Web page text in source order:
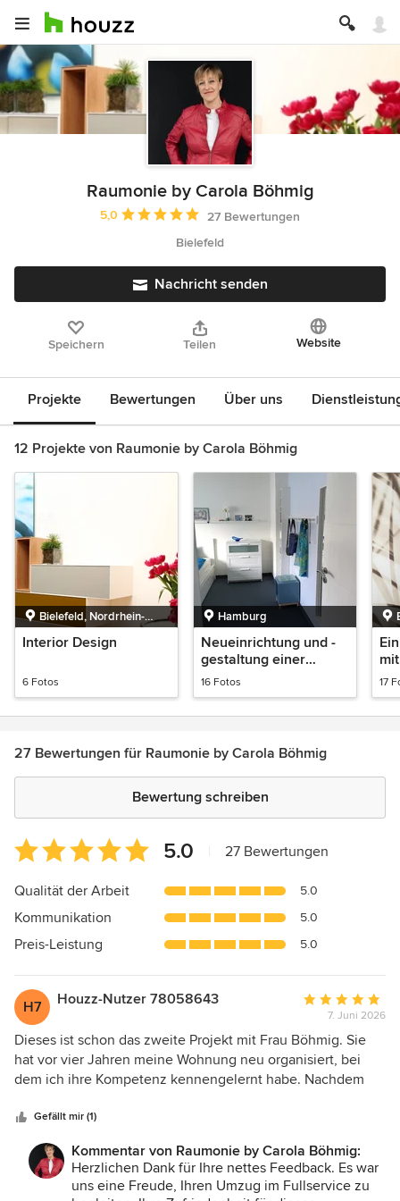
Raumonie by Carola Böhmig
Durchschnittliche Bewertung: 5 von 5 Sternen
5,0
27 Bewertungen
Bielefeld
Nachricht senden
Speichern Teilen Website
Projekte Bewertungen Über uns
12 Projekte von Raumonie by Carola Böhmig
Bielefeld, Nordrhein-
Westfalen
Interior Design
6 Fotos
Hamburg
Neueinrichtung und -
gestaltung einer
Wohnung
16 Fotos 17
27 Bewertungen für Raumonie by Carola Böhmig
Bewertung schreiben
Durchschnittliche
Bewertung:
5
5
Sternen
5.0 27 Bewertungen
Qualität der Arbeit 5.0
Kommunikation 5.0
Preis-Leistung 5.0
H7 Houzz-Nutzer 78058643
Bewertung:
5
von
5
7. Juni 2026
Dieses ist schon das zweite Projekt mit Frau Böhmig. Sie
hat vor vier Jahren meine Wohnung neu organisiert, bei
dem ich ihre Kompetenz kennengelernt habe. Nachdem
mir dieses Mal den Stress eines Umzugs ersparen wollte,
hat mich Frau Böhmig von Anfang bis Ende begleitet. Wir
haben uns vorher zusammengesetzt. Haben uns
unterhalten, wie ich mir die neue wohnungs Einteilung
vorstelle. Ich wollte auch keine neuen Möbel kaufen und
Gefällt mir (1)
Kommentar von Raumonie by Carola Böhmig:
Herzlichen Dank für Ihre nettes Feedback. Es war
uns eine Freude, Ihren Umzug im Fullservice zu